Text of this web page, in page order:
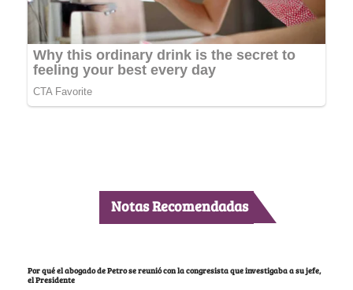
Notas Recomendadas
Por qué el abogado de Petro se reunió con la congresista que investigaba a su jefe,
el Presidente